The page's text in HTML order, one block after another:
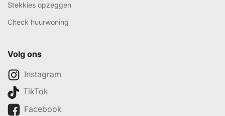
Stekkies opzeggen
Check huurwoning
Volg ons
Instagram
TikTok
Facebook